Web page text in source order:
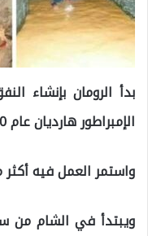
بدأ الرومان بإنشاء
الإمبراطور هارديان عام 130 ميلادي.
واستمر العمل فيه أكثر
ويبتدأ في الشام من